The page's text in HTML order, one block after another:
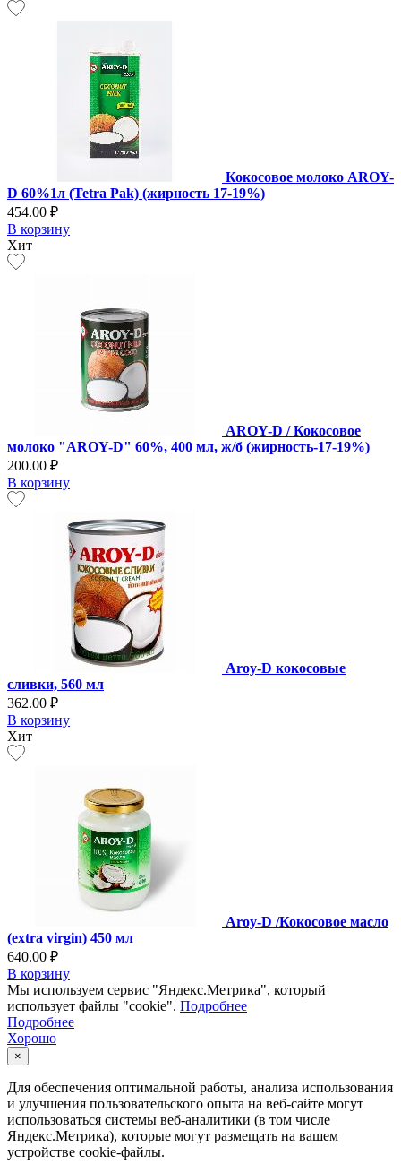
Кокосовое молоко AROY-
D 60%1л (Tetra Pak) (жирность 17-19%)
454.00 ₽
В корзину
Хит
AROY-D / Кокосовое
молоко "AROY-D" 60%, 400 мл, ж/б (жирность-17-19%)
200.00 ₽
В корзину
Aroy-D кокосовые
сливки, 560 мл
362.00 ₽
В корзину
Хит
Aroy-D /Кокосовое масло
(extra virgin) 450 мл
640.00 ₽
В корзину
Мы используем сервис "Яндекс.Метрика", который
использует файлы "cookie". Подробнее
Подробнее
Хорошо
×
Для обеспечения оптимальной работы, анализа использования
и улучшения пользовательского опыта на веб-сайте могут
использоваться системы веб-аналитики (в том числе
Яндекс.Метрика), которые могут размещать на вашем
устройстве cookie-файлы.